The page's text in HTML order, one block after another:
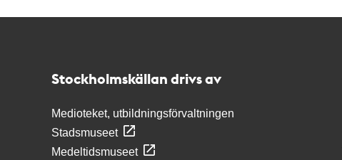
Stockholmskällan drivs av
Medioteket, utbildningsförvaltningen
Stadsmuseet
Medeltidsmuseet